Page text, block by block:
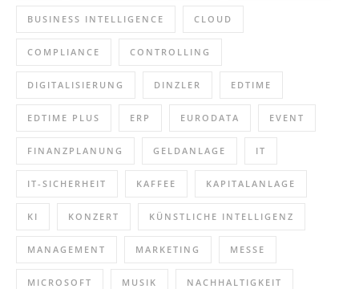
BUSINESS INTELLIGENCE CLOUD
COMPLIANCE CONTROLLING
DIGITALISIERUNG DINZLER EDTIME
EDTIME PLUS ERP EURODATA EVENT
FINANZPLANUNG GELDANLAGE IT
IT-SICHERHEIT KAFFEE KAPITALANLAGE
KI KONZERT KÜNSTLICHE INTELLIGENZ
MANAGEMENT MARKETING MESSE
MICROSOFT MUSIK NACHHALTIGKEIT